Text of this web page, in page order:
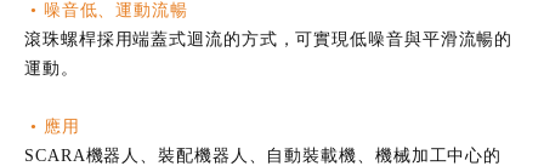
• 噪音低、運動流暢
滾珠螺桿採用端蓋式迴流的方式，可實現低噪音與平滑流暢的
運動。
• 應用
SCARA機器人、裝配機器人、自動裝載機、機械加工中心的